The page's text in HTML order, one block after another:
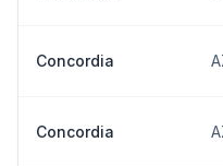
Concordia
Concordia